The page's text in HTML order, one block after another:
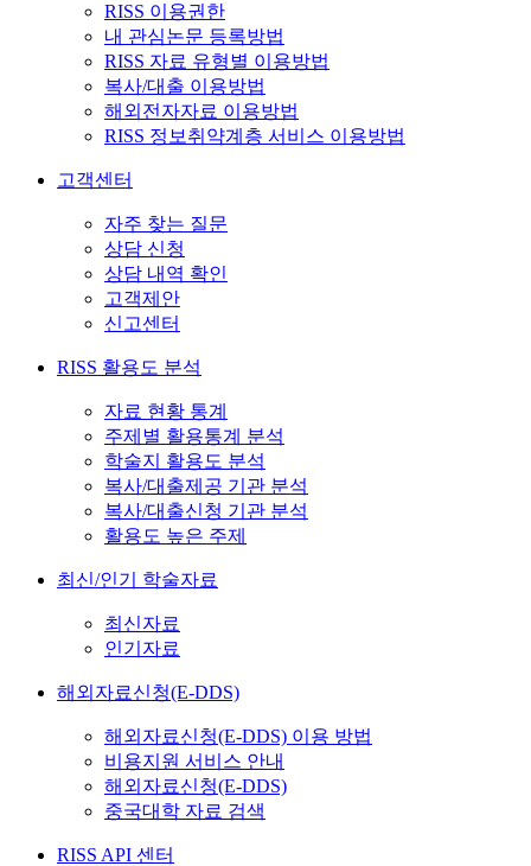
RISS 이용권한
내 관심논문 등록방법
RISS 자료 유형별 이용방법
복사/대출 이용방법
해외전자자료 이용방법
RISS 정보취약계층 서비스 이용방법
고객센터
자주 찾는 질문
상담 신청
상담 내역 확인
고객제안
신고센터
RISS 활용도 분석
자료 현황 통계
주제별 활용통계 분석
학술지 활용도 분석
복사/대출제공 기관 분석
복사/대출신청 기관 분석
활용도 높은 주제
최신/인기 학술자료
최신자료
인기자료
해외자료신청(E-DDS)
해외자료신청(E-DDS) 이용 방법
비용지원 서비스 안내
해외자료신청(E-DDS)
중국대학 자료 검색
RISS API 센터